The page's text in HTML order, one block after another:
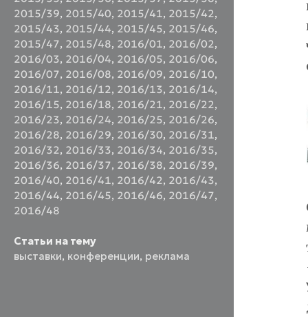
2015/39, 2015/40, 2015/41, 2015/42,
2015/43, 2015/44, 2015/45, 2015/46,
2015/47, 2015/48, 2016/01, 2016/02,
2016/03, 2016/04, 2016/05, 2016/06,
2016/07, 2016/08, 2016/09, 2016/10,
2016/11, 2016/12, 2016/13, 2016/14,
2016/15, 2016/18, 2016/21, 2016/22,
2016/23, 2016/24, 2016/25, 2016/26,
2016/28, 2016/29, 2016/30, 2016/31,
2016/32, 2016/33, 2016/34, 2016/35,
2016/36, 2016/37, 2016/38, 2016/39,
2016/40, 2016/41, 2016/42, 2016/43,
2016/44, 2016/45, 2016/46, 2016/47,
2016/48
Статьи на тему
выставки, конференции, реклама